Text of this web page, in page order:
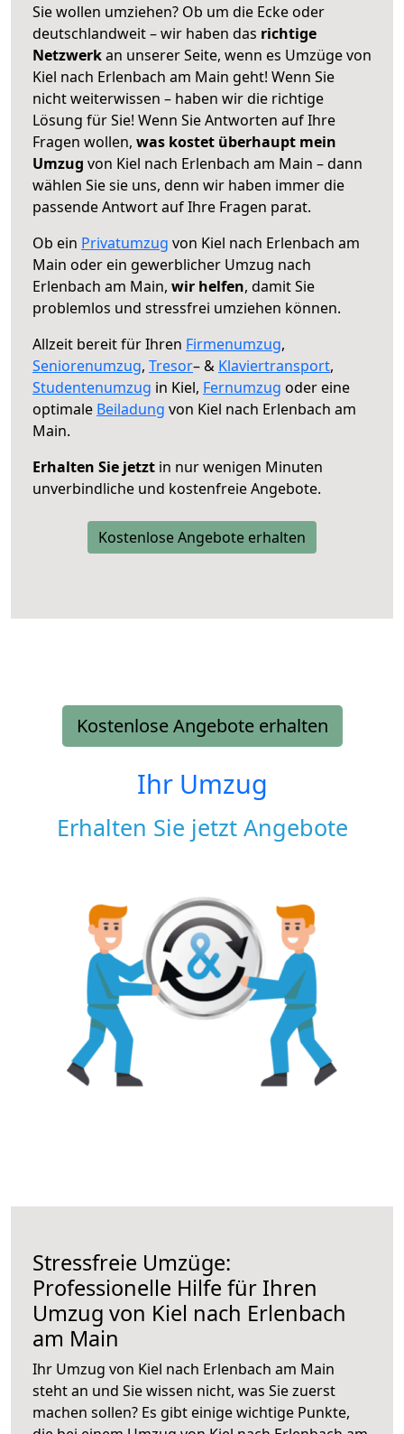
Sie wollen umziehen? Ob um die Ecke oder
deutschlandweit – wir haben das richtige
Netzwerkan unserer Seite, wenn es Umzüge von
Kiel nach Erlenbach am Main geht! Wenn Sie
nicht weiterwissen – haben wir die richtige
Lösung für Sie! Wenn Sie Antworten auf Ihre
Fragen wollen, was kostet überhaupt mein
Umzug von Kiel nach Erlenbach am Main – dann
wählen Sie sie uns, denn wir haben immer die
passende Antwort auf Ihre Fragen parat.
Ob ein Privatumzug von Kiel nach Erlenbach am
Main oder ein gewerblicher Umzug nach
Erlenbach am Main, wir helfen, damit Sie
problemlos und stressfrei umziehen können.
Allzeit bereit für Ihren Firmenumzug,
Seniorenumzug, Tresor– & Klaviertransport,
Studentenumzug in Kiel, Fernumzug oder eine
optimale Beiladung von Kiel nach Erlenbach am
Main.
Erhalten Sie jetzt in nur wenigen Minuten
unverbindliche und kostenfreie Angebote.
Kostenlose Angebote erhalten
Kostenlose Angebote erhalten
Ihr Umzug
Erhalten Sie jetzt Angebote
Stressfreie Umzüge:
Professionelle Hilfe für Ihren
Umzug von Kiel nach Erlenbach
am Main
Ihr Umzug von Kiel nach Erlenbach am Main
steht an und Sie wissen nicht, was Sie zuerst
machen sollen? Es gibt einige wichtige Punkte,